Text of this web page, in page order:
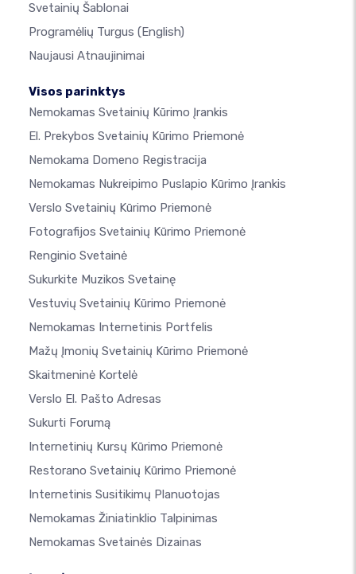
Svetainių Šablonai
Programėlių Turgus (English)
Naujausi Atnaujinimai
Visos parinktys
Nemokamas Svetainių Kūrimo Įrankis
El. Prekybos Svetainių Kūrimo Priemonė
Nemokama Domeno Registracija
Nemokamas Nukreipimo Puslapio Kūrimo Įrankis
Verslo Svetainių Kūrimo Priemonė
Fotografijos Svetainių Kūrimo Priemonė
Renginio Svetainė
Sukurkite Muzikos Svetainę
Vestuvių Svetainių Kūrimo Priemonė
Nemokamas Internetinis Portfelis
Mažų Įmonių Svetainių Kūrimo Priemonė
Skaitmeninė Kortelė
Verslo El. Pašto Adresas
Sukurti Forumą
Internetinių Kursų Kūrimo Priemonė
Restorano Svetainių Kūrimo Priemonė
Internetinis Susitikimų Planuotojas
Nemokamas Žiniatinklio Talpinimas
Nemokamas Svetainės Dizainas